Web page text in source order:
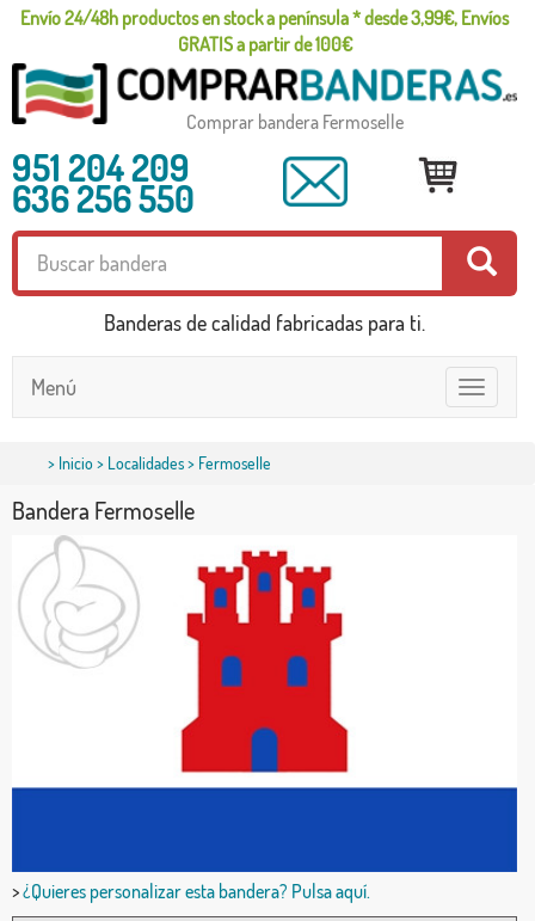
Envío 24/48h productos en stock a península * desde 3,99€, Envíos
GRATIS a partir de 100€
Comprar bandera Fermoselle
951 204 209
636 256 550
Banderas de calidad fabricadas para ti.
Toggle
navigation
Menú
> Inicio> Localidades> Fermoselle
Bandera Fermoselle
>¿Quieres personalizar esta bandera? Pulsa aquí.